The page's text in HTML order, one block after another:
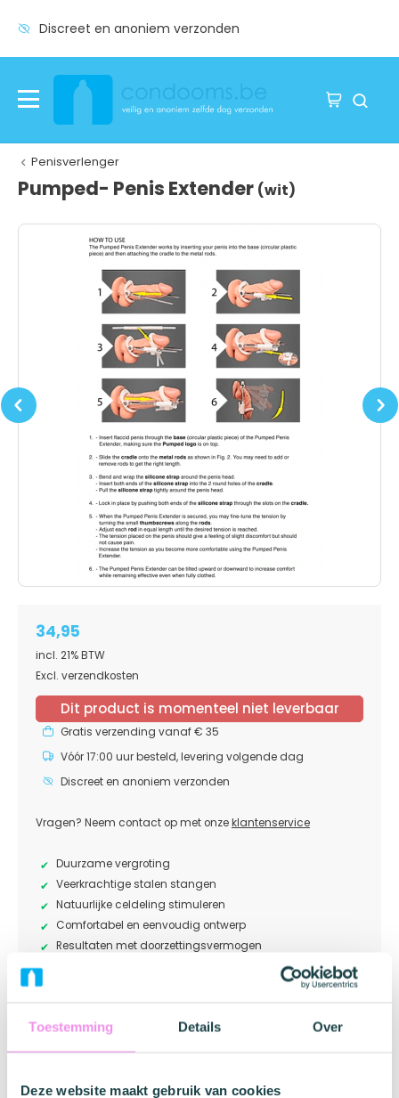
Toestemming Details Over
Deze website maakt gebruik van cookies
Discreet en anoniem verzonden
Penisverlenger
Pumped- Penis Extender (wit)
Previous Next
34,95
incl. 21% BTW
Excl. verzendkosten
Dit product is momenteel niet leverbaar
Gratis verzending vanaf € 35
Vóór 17:00 uur besteld, levering volgende dag
Discreet en anoniem verzonden
Vragen? Neem contact op met onzeklantenservice
Duurzame vergroting
Veerkrachtige stalen stangen
Natuurlijke celdeling stimuleren
Comfortabel en eenvoudig ontwerp
Resultaten met doorzettingsvermogen